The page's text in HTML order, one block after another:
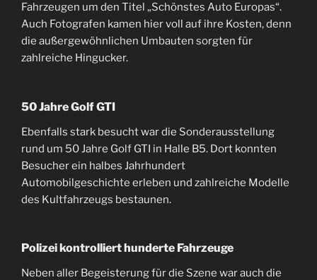
Fahrzeugen um den Titel „Schönstes Auto Europas“.
Auch Fotografen kamen hier voll auf ihre Kosten, denn
die außergewöhnlichen Umbauten sorgten für
zahlreiche Hingucker.
50 Jahre Golf GTI
Ebenfalls stark besucht war die Sonderausstellung
rund um 50 Jahre Golf GTI in Halle B5. Dort konnten
Besucher ein halbes Jahrhundert
Automobilgeschichte erleben und zahlreiche Modelle
des Kultfahrzeugs bestaunen.
Polizei kontrolliert hunderte Fahrzeuge
Neben aller Begeisterung für die Szene war auch die